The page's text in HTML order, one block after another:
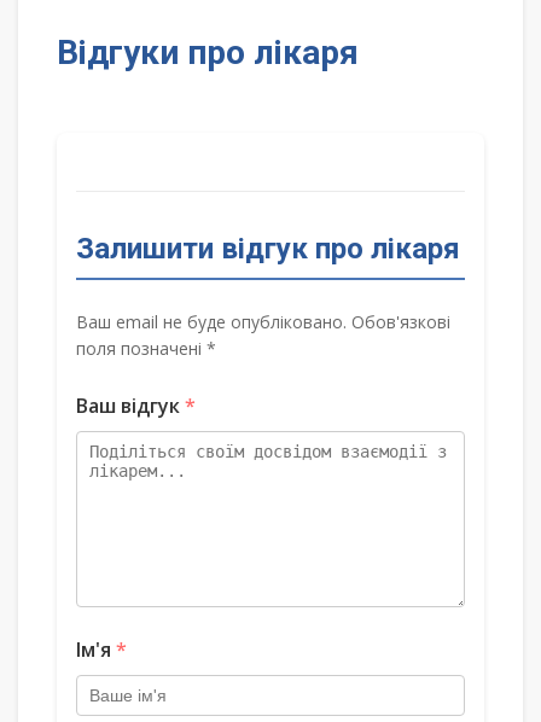
Відгуки про лікаря
Залишити відгук про лікаря
Ваш email не буде опубліковано. Обов'язкові
поля позначені *
Ваш відгук*
Ім'я *